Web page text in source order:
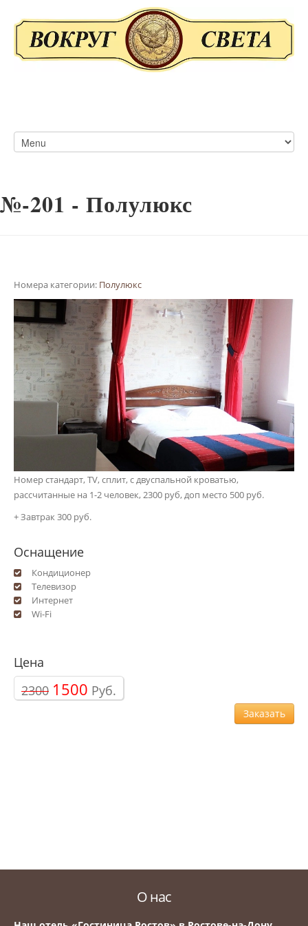
№-201 - Полулюкс
Номера категории: Полулюкс
Номер стандарт, ТV, сплит, c двуспальной кроватью,
рассчитанные на 1-2 человек, 2300 руб, доп место 500 руб.
+ Завтрак 300 руб.
Оснащение
Кондиционер
Телевизор
Интернет
Wi-Fi
Цена
2300 1500 Руб.
Заказать
О нас